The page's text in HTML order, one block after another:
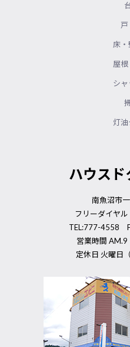
床
屋
シ
灯油
ハウスド
南魚沼市
フリーダイヤ
TEL:777-4558
営業時間
定休日 火曜日